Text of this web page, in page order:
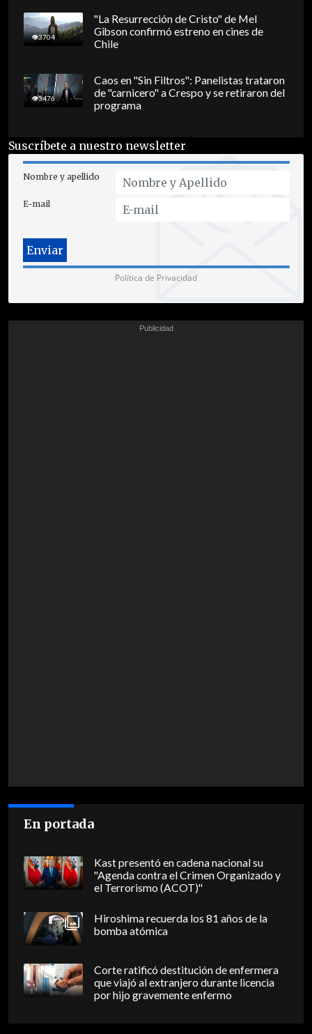
3704
"La Resurrección de Cristo" de Mel
Gibson confirmó estreno en cines de
Chile
3476
Caos en "Sin Filtros": Panelistas trataron
de "carnicero" a Crespo y se retiraron del
programa
Suscríbete a nuestro newsletter
Nombre y apellido
E-mail
Política de Privacidad
En portada
Kast presentó en cadena nacional su
"Agenda contra el Crimen Organizado y
el Terrorismo (ACOT)"
Hiroshima recuerda los 81 años de la
bomba atómica
Corte ratificó destitución de enfermera
que viajó al extranjero durante licencia
por hijo gravemente enfermo